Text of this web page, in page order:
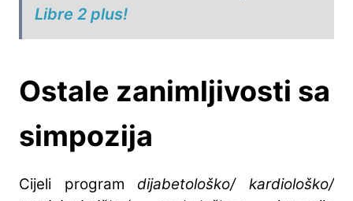
Libre 2 plus!
Ostale zanimljivosti sa
simpozija
Cijeli program dijabetološko/ kardiološko/